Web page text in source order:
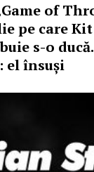
of
pe care Kit
s-o
el însuși